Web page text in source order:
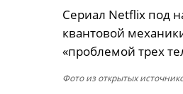
Сериал Netflix под
квантовой
«проблемой трех
Фото из открытых